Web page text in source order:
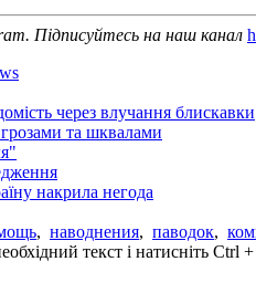
Підписуйтесь на наш канал
через влучання блискавки
та шквалами
накрила негода
, наводнения, паводок,
текст і натисніть